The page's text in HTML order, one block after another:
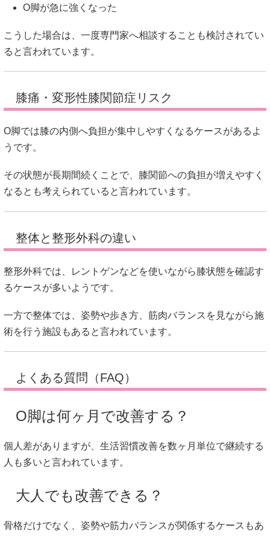
O脚が急に強くなった
こうした場合は、一度専門家へ相談することも検討されてい
ると言われています。
膝痛・変形性膝関節症リスク
O脚では膝の内側へ負担が集中しやすくなるケースがあるよ
うです。
その状態が長期間続くことで、膝関節への負担が増えやすく
なるとも考えられていると言われています。
整体と整形外科の違い
整形外科では、レントゲンなどを使いながら膝状態を確認す
るケースが多いようです。
一方で整体では、姿勢や歩き方、筋肉バランスを見ながら施
術を行う施設もあると言われています。
よくある質問（FAQ）
O脚は何ヶ月で改善する？
個人差がありますが、生活習慣改善を数ヶ月単位で継続する
人も多いと言われています。
大人でも改善できる？
骨格だけでなく、姿勢や筋力バランスが関係するケースもあ